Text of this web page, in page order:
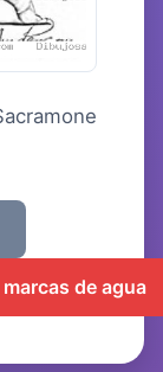
de agua